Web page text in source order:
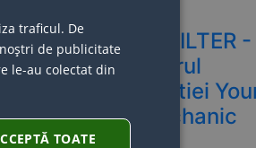
MANN FILTER -
Partenerul
competitiei
Car Mechanic
traficul. De
de publicitate
le-au colectat din
TOATE